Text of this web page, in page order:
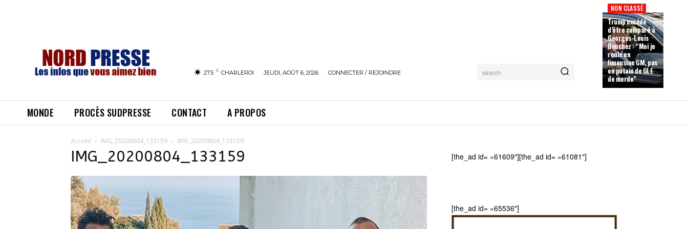
27.5 C CHARLEROI JEUDI, AOÛT 6, 2026 CONNECTER / REJOINDRE search
NON CLASSÉ
Trump excédé
d’être comparé à
Georges-Louis
Bouchez : “Moi je
roule en
limousine GM, pas
en putain de GLE
de merde”
MONDE PROCÈS SUDPRESSE CONTACT A PROPOS
Accueil IMG_20200804_133159 IMG_20200804_133159
IMG_20200804_133159 [the_ad id= »61609″][the_ad id= »61081″]
[the_ad id= »65536″]